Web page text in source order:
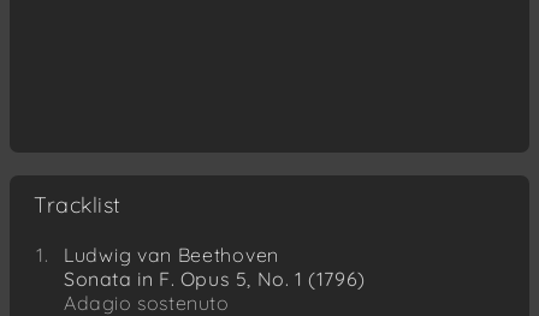
Tracklist
Ludwig van Beethoven
Sonata in F. Opus 5, No. 1 (1796)
Adagio sostenuto